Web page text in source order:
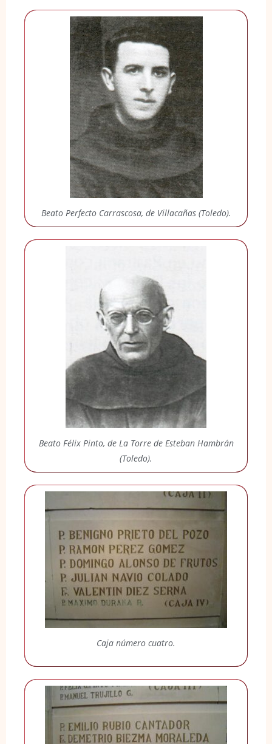
Beato Perfecto Carrascosa, de Villacañas (Toledo).
Beato Félix Pinto, de La Torre de Esteban Hambrán
(Toledo).
Caja número cuatro.